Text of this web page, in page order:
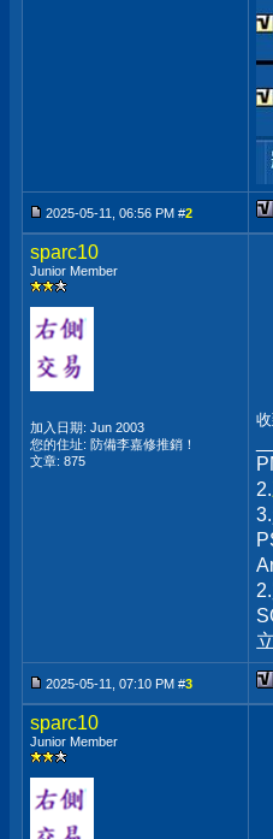
2025-05-11, 06:56 PM #2
sparc10
Junior Member
加入日期: Jun 2003
您的住址: 防備李嘉修推銷！
文章: 875
2.
2025-05-11, 07:10 PM #3
sparc10
Junior Member